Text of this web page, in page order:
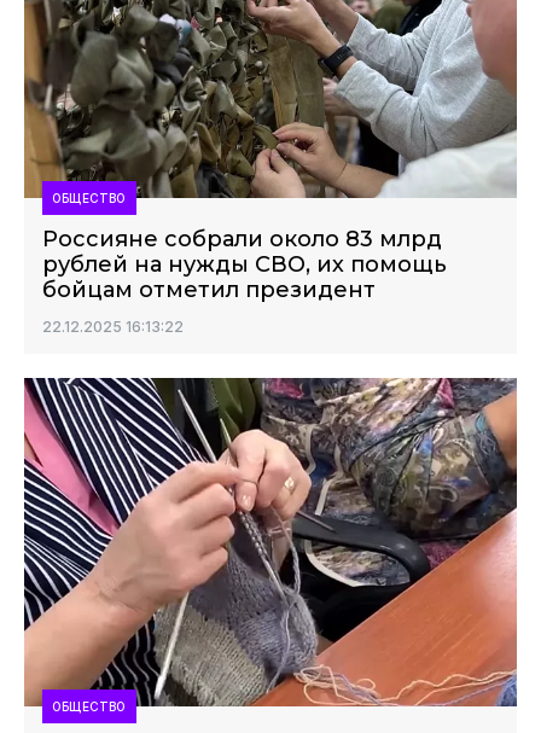
ОБЩЕСТВО
Россияне собрали около 83 млрд
рублей на нужды СВО, их помощь
бойцам отметил президент
22.12.2025 16:13:22
ОБЩЕСТВО